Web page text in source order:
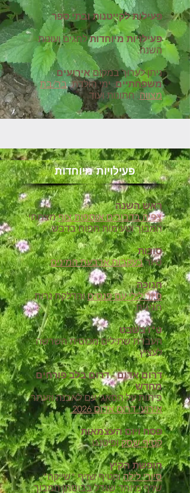
פעילות לקייטנות ובתי ספר.
פעילויות מיוחדותלחגים ועונות
השנה.
ניתן לערוך במקוםאירועים
משפחתיים: ימי הולדת,בר/בת
מצווה, חתונות ועוד.
פעילויות מיוחדות
ראש השנה
צפיה בדבורים אוספות צוףמצמחי
המבוך וטעימות תפוח בדבש.
סוכות
סיורבעקבות ארבעת המינים.
חנוכה
סיור לילי עם פנסיםוהדלקת נרות
חגיגית.
ט"ו בשבט
העברת שתילים מכוסית השרשה
לעציץ.
דרום אדום - דרום בלבפורחים
מחדש
פיתות על הסאג' עם לאבנה וזעתר.
אירועי דרום אדום 2026
פסח ויום העצמאות
קטיף שסקופיטנגו.
חופשת הקיץ
סיורי לילהוקטיף שזיף "שייקה",
שזיף מיוחד שגדל בבוסתן המבוך.